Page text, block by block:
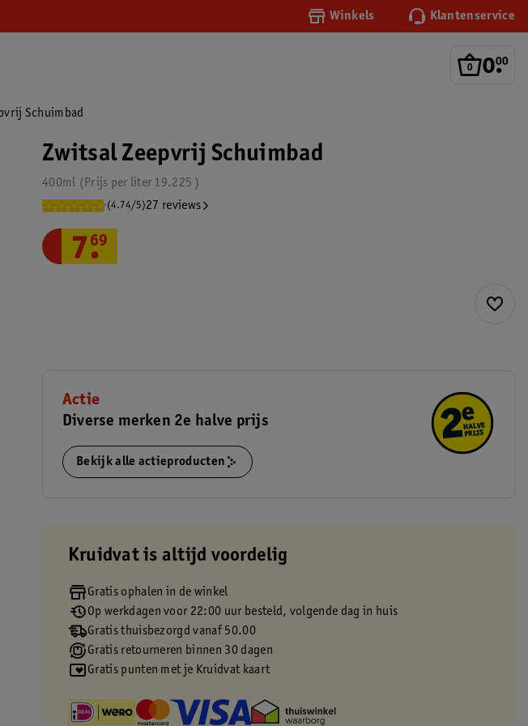
Winkels Klantenservice
0.
00
Schuimbad
Zwitsal Zeepvrij Schuimbad
400ml 19.225
Prijs per liter
(4.74/5)27 reviews
7.
69
Actie
Diverse merken 2e halve prijs
Bekijk alle actieproducten
Kruidvat is altijd voordelig
Gratis ophalen in de winkel
Op werkdagen voor 22:00 uur besteld, volgende dag in huis
Gratis thuisbezorgd vanaf 50.00
Gratis retourneren binnen 30 dagen
Gratis punten met je Kruidvat kaart